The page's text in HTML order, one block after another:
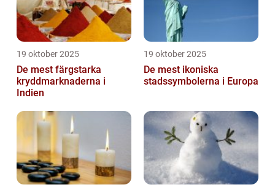
19 oktober 2025
De mest färgstarka
kryddmarknaderna i
Indien
19 oktober 2025
De mest ikoniska
stadssymbolerna i Europa